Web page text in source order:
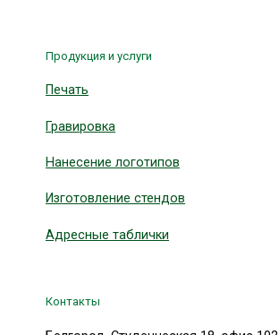
Продукция и услуги
Печать
Гравировка
Нанесение логотипов
Изготовление стендов
Адресные таблички
Контакты